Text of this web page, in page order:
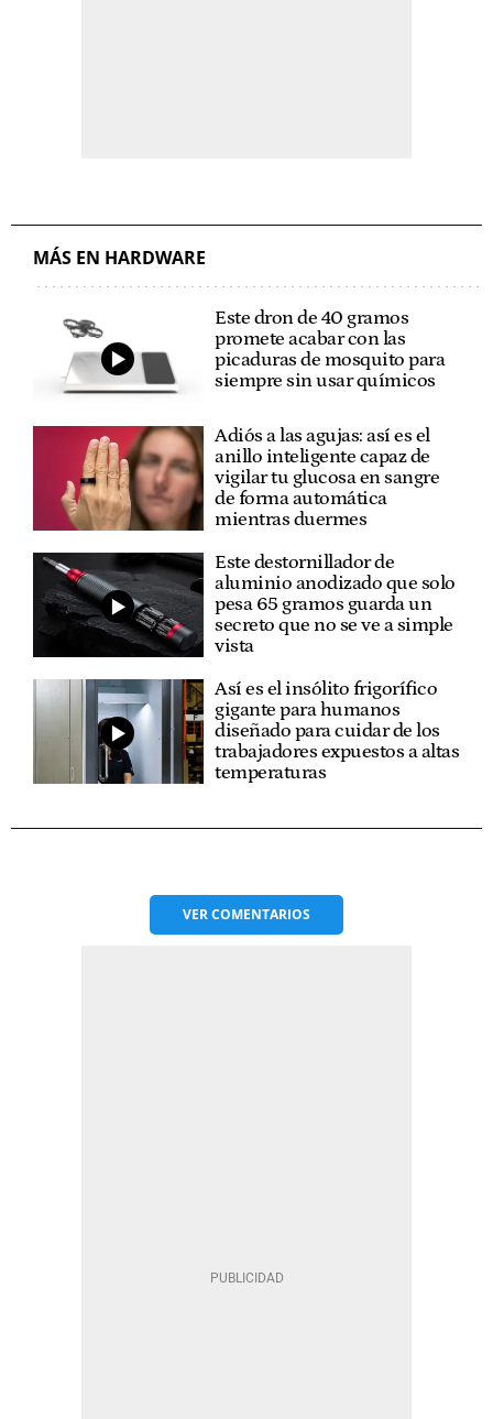
MÁS EN HARDWARE
Este dron de 40 gramos
promete acabar con las
picaduras de mosquito para
siempre sin usar químicos
Adiós a las agujas: así es el
anillo inteligente capaz de
vigilar tu glucosa en sangre
de forma automática
mientras duermes
Este destornillador de
aluminio anodizado que solo
pesa 65 gramos guarda un
secreto que no se ve a simple
vista
Así es el insólito frigorífico
gigante para humanos
diseñado para cuidar de los
trabajadores expuestos a altas
temperaturas
VERCOMENTARIOS